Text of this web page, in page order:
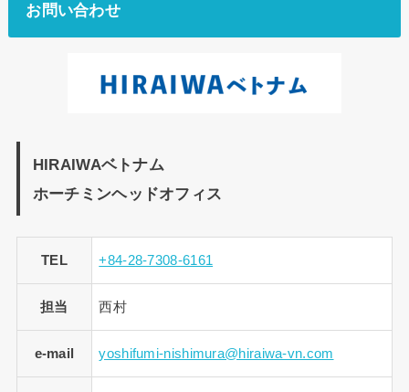
お問い合わせ
HIRAIWAベトナム
ホーチミンヘッドオフィス
TEL +84-28-7308-6161
担当 西村
e-mail yoshifumi-nishimura@hiraiwa-vn.com